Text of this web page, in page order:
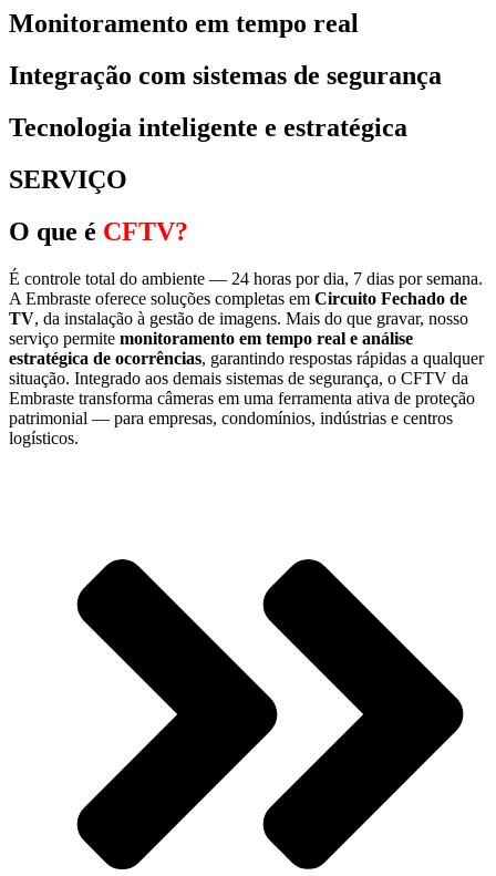
Monitoramento em tempo real
Integração com sistemas de segurança
Tecnologia inteligente e estratégica
SERVIÇO
O que é CFTV?
É controle total do ambiente — 24 horas por dia, 7 dias por semana.
A Embraste oferece soluções completas em Circuito Fechado de
TV, da instalação à gestão de imagens. Mais do que gravar, nosso
serviço permite monitoramento em tempo real e análise
estratégica de ocorrências, garantindo respostas rápidas a qualquer
situação. Integrado aos demais sistemas de segurança, o CFTV da
Embraste transforma câmeras em uma ferramenta ativa de proteção
patrimonial — para empresas, condomínios, indústrias e centros
logísticos.